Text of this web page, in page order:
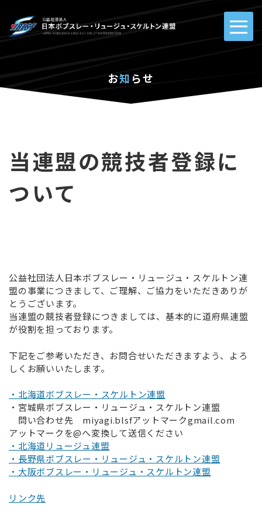
お知らせ
当連盟の競技者登録に
ついて
公益社団法人日本ボブスレー・リュージュ・スケルトン連
盟の事業につきまして、ご理解、ご協力をいただきありが
とうございます。
当連盟の競技者登録につきましては、基本的に道府県連盟
が役割を担っております。
下記をご参考いただき、お問合せいただきますよう、よろ
しくお願いいたします。
・北海道ボブスレー・スケルトン連盟
・宮城県ボブスレー・リュージュ・スケルトン連盟
問い合わせ先 miyagi.blsfアットマークgmail.com
アットマークを@へ変換して送信ください
・北海道リュージュ連盟
・長野県ボブスレー・リュージュ・スケルトン連盟
・大阪ボブスレー・リュージュ・スケルトン連盟
リンク先